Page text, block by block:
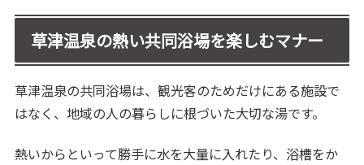
草津温泉の熱い共同浴場を楽しむマナー
草津温泉の共同浴場は、観光客のためだけにある施設で
はなく、地域の人の暮らしに根づいた大切な湯です。
熱いからといって勝手に水を大量に入れたり、浴槽をか